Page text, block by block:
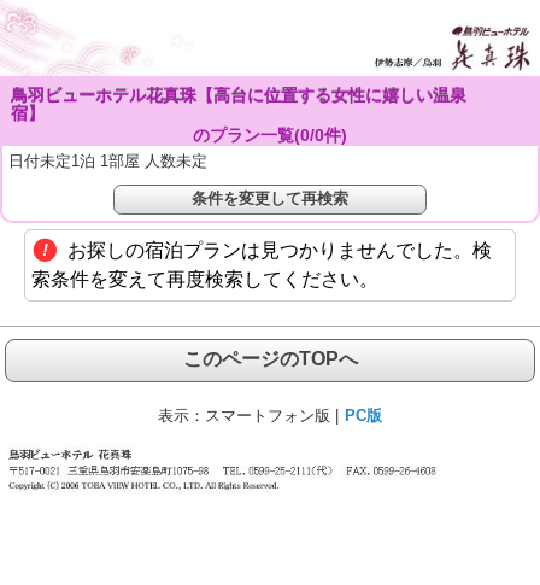
鳥羽ビューホテル花真珠【高台に位置する女性に嬉しい温泉
宿】
のプラン一覧(0/0件)
日付未定1泊 1部屋 人数未定
条件を変更して再検索
お探しの宿泊プランは見つかりませんでした。検
索条件を変えて再度検索してください。
このページのTOPへ
表示： スマートフォン版 | PC版